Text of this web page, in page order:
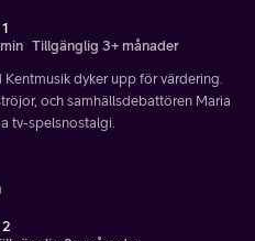
Tillgänglig 3+ månader
dyker upp för värdering.
och samhällsdebattören Maria
tv-spelsnostalgi.